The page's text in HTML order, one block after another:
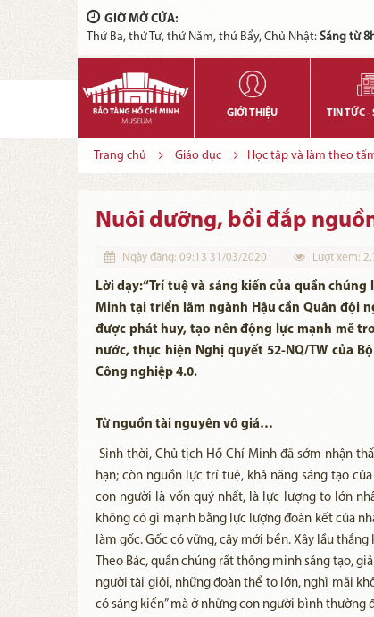
GIỜ MỞ CỬA:
Thứ Ba, thứ Tư, thứ Năm, thứ Bẩy, Chủ Nhật: Sáng từ
GIỚI THIỆU TIN TỨC -
Trang chủ Giáo dục Học tập và làm theo
Nuôi dưỡng, bồi đắp
Ngày đăng: 09:13 31/03/2020 Lượt xem:
Lời dạy:“Trí tuệ và sáng kiến của quần
Minh tại triển lãm ngành Hậu cần Quân đội
được phát huy, tạo nên động lực mạnh mẽ
nước, thực hiện Nghị quyết 52-NQ/TW của
Công nghiệp 4.0.
Từ nguồn tài nguyên vô giá…
Sinh thời, Chủ tịch Hồ Chí Minh đã sớm nhận
hạn; còn nguồn lực trí tuệ, khả năng sáng tạo
con người là vốn quý nhất, là lực lượng to lớn
không có gì mạnh bằng lực lượng đoàn kết của
làm gốc. Gốc có vững, cây mới bền. Xây lầu thắng
Theo Bác, quần chúng rất thông minh sáng tạo,
người tài giỏi, những đoàn thể to lớn, nghĩ mãi
có sáng kiến” mà ở những con người bình thường